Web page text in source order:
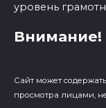
уровень
Внимание!
Сайт может
просмотра лицами,